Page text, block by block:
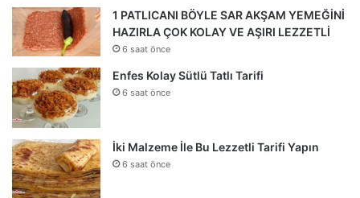
1 PATLICANI BÖYLE SAR AKŞAM YEMEĞİNİ
HAZIRLA ÇOK KOLAY VE AŞIRI LEZZETLİ
6 saat önce
Enfes Kolay Sütlü Tatlı Tarifi
6 saat önce
İki Malzeme İle Bu Lezzetli Tarifi Yapın
6 saat önce